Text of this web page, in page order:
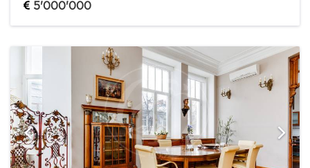
предусмотрено: - Кухня-столовая (Кухня -Siematic)
5'000'000